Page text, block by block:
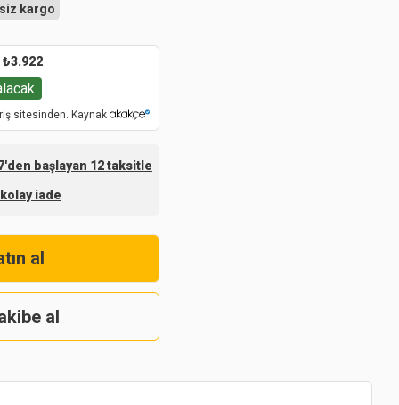
kargo
₺3.922
sitesinden. Kaynak
başlayan 12 taksitle
iade
al
al